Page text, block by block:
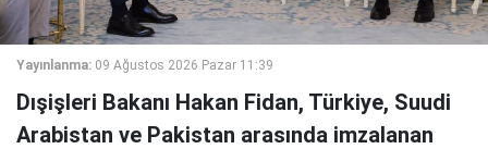
Yayınlanma: 09 Ağustos 2026 Pazar 11:39
Dışişleri Bakanı Hakan Fidan, Türkiye, Suudi
Arabistan ve Pakistan arasında imzalanan